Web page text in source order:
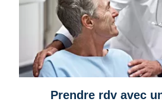
Prendre rdv avec